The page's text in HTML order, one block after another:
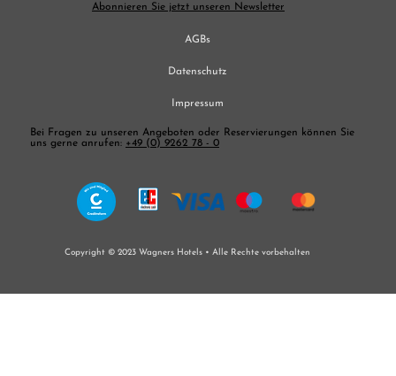
AGBs
Datenschutz
Impressum
Copyright © 2023 Wagners Hotels • Alle Rechte vorbehalten
Abonnieren Sie jetzt unseren Newsletter
Bei Fragen zu unseren Angeboten oder Reservierungen können Sie
uns gerne anrufen: +49 (0) 9262 78 - 0